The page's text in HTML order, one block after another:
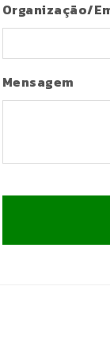
Organização/
Mensagem